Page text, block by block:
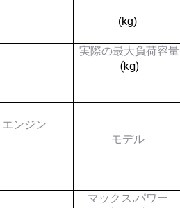
(kg)
実際の最大負荷容量
(kg)
エンジン
モデル
マックス.パワー